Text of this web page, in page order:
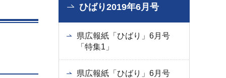
ひばり2019年6月号
県広報紙「ひばり」6月号
「特集1」
県広報紙「ひばり」6月号